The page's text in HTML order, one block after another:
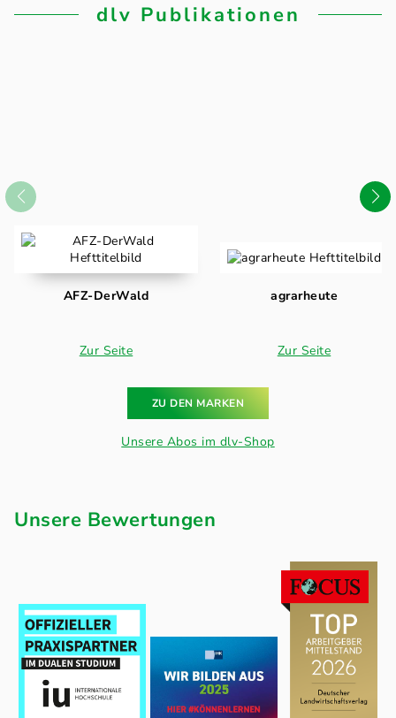
dlv Publikationen
AFZ-DerWald
Zur Seite
agrarheute
Zur Seite
ZU DEN MARKEN
Unsere Abos im dlv-Shop
Unsere Bewertungen